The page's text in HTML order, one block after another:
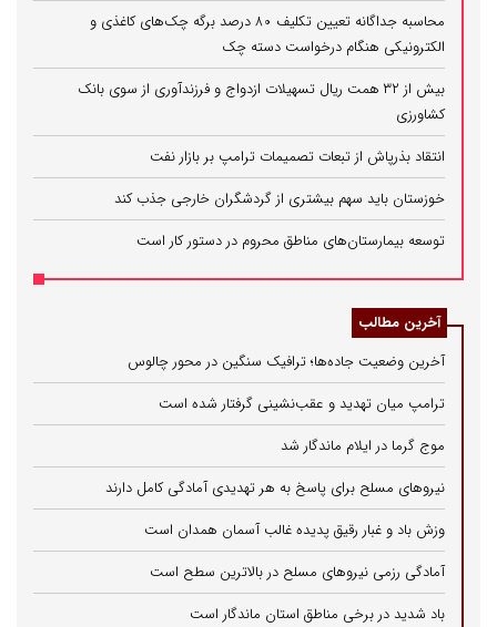
محاسبه جداگانه تعیین تکلیف 80 درصد برگه چک‌های کاغذی و
الکترونیکی هنگام درخواست دسته چک
بیش از ۳۲ همت ریال تسهیلات ازدواج و فرزندآوری از سوی بانک
کشاورزی
انتقاد بذرپاش از تبعات تصمیمات ترامپ بر بازار نفت
خوزستان باید سهم بیشتری از گردشگران خارجی جذب کند
توسعه بیمارستان‌های مناطق محروم در دستور کار است
آخرین مطالب
آخرین وضعیت جاده‌ها؛ ترافیک سنگین در محور چالوس
ترامپ میان تهدید و عقب‌نشینی گرفتار شده است
موج گرما در ایلام ماندگار شد
نیروهای مسلح برای پاسخ به هر تهدیدی آمادگی کامل دارند
وزش باد و غبار رقیق پدیده غالب آسمان همدان است
آمادگی رزمی نیروهای مسلح در بالاترین سطح است
باد شدید در برخی مناطق استان ماندگار است